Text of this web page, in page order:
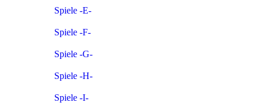
Spiele -E-
Spiele -F-
Spiele -G-
Spiele -H-
Spiele -I-